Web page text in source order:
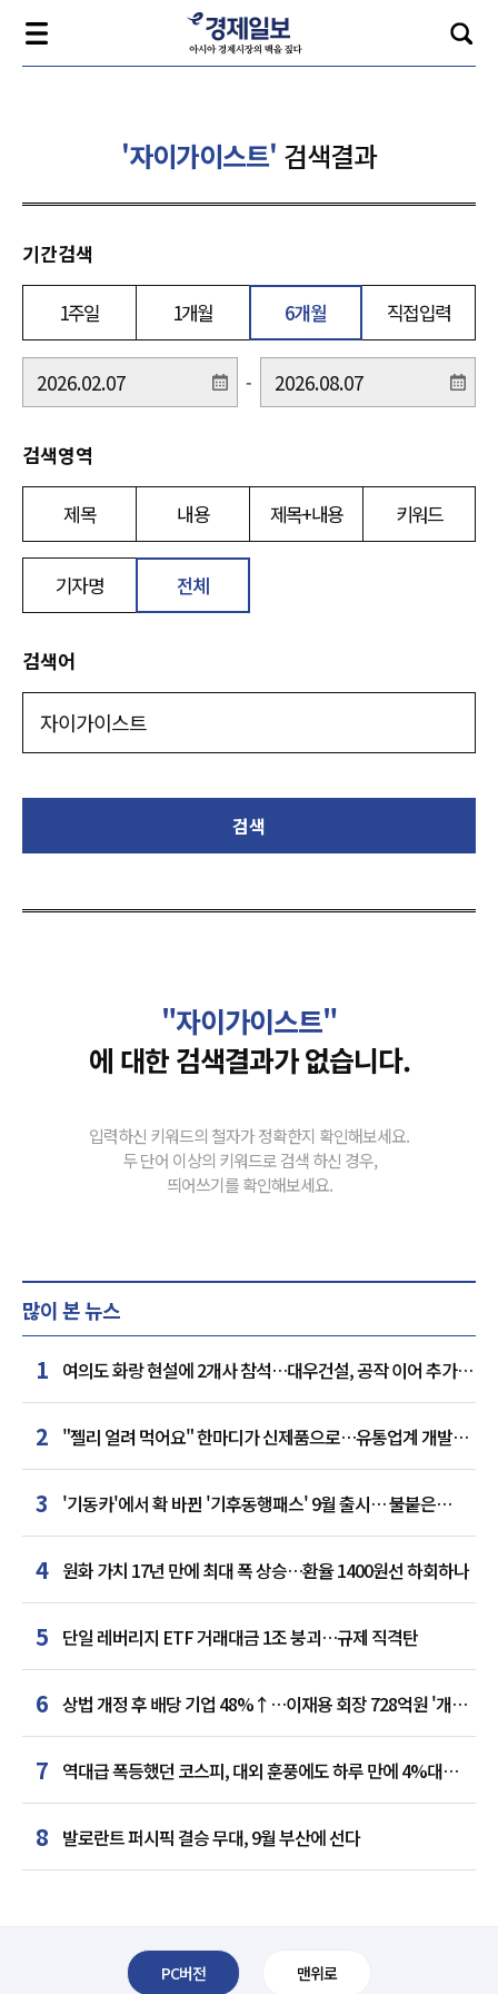
'자이가이스트' 검색결과
기간검색
1주일 1개월 6개월 직접입력
-
검색영역
제목 내용 제목+내용 키워드
기자명 전체
검색어
검색
"자이가이스트"
에 대한 검색결과가 없습니다.
입력하신 키워드의 철자가 정확한지 확인해보세요.
두 단어 이상의 키워드로 검색 하신 경우,
띄어쓰기를 확인해보세요.
많이 본 뉴스
1 여의도 화랑 현설에 2개사 참석…대우건설, 공작 이어 추가
거점 확보하나
2 "젤리 얼려 먹어요" 한마디가 신제품으로…유통업계 개발실
된 SNS
3
'기동카'에서 확 바뀐 '기후동행패스' 9월 출시… 불붙은
카드사 경쟁
4 원화 가치 17년 만에 최대 폭 상승…환율 1400원선 하회하나
5 단일 레버리지 ETF 거래대금 1조 붕괴…규제 직격탄
6 상법 개정 후 배당 기업 48%↑…이재용 회장 728억원 '개인
최다'
7 역대급 폭등했던 코스피, 대외 훈풍에도 하루 만에 4%대
급락
8 발로란트 퍼시픽 결승 무대, 9월 부산에 선다
PC버전 맨위로